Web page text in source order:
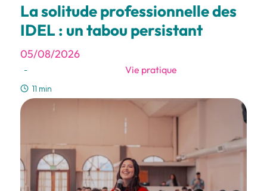
La solitude professionnelle des
IDEL : un tabou persistant
05/08/2026
- Vie pratique
11 min